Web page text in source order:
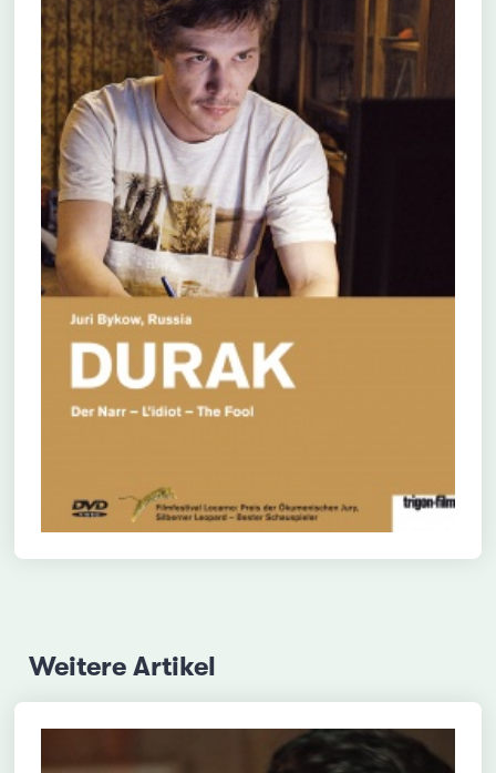
Weitere Artikel